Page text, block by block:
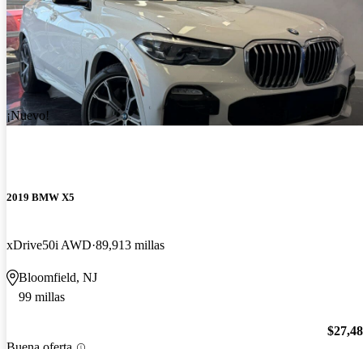
¡Nuevo!
2019 BMW X5
xDrive50i AWD 89,913 millas
Bloomfield, NJ
99 millas